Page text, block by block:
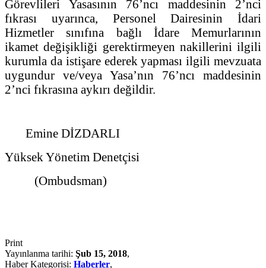
Görevlileri Yasasının 76’ncı maddesinin 2’nci
fıkrası uyarınca, Personel Dairesinin İdari
Hizmetler sınıfına bağlı İdare Memurlarının
ikamet değişikliği gerektirmeyen nakillerini ilgili
kurumla da istişare ederek yapması ilgili mevzuata
uygundur ve/veya Yasa’nın 76’ncı maddesinin
2’nci fıkrasına aykırı değildir.
Emine DİZDARLI
Yüksek Yönetim Denetçisi
(Ombudsman)
Print
Yayınlanma tarihi: Şub 15, 2018,
Haber Kategorisi: Haberler,